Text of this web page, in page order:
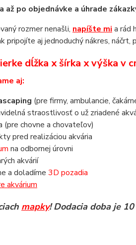
až po objednávke a úhrade
rozmer nenašli, napíšte mi a rád
pripojíte aj jednoduchý nákres, náčrt,
dĺžka x šírka x výška v
aj:
(pre firmy, ambulancie,
straostlivosť o už zriadené
(pre chovne a chovateľov)
pred realizáciou akvária
na odbornej úrovni
akvárií
a doladíme 3D pozadia
akvárium
mapky! Dodacia doba je